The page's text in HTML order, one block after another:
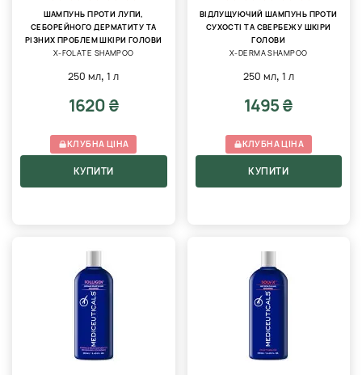
ШАМПУНЬ ПРОТИ ЛУПИ,
СЕБОРЕЙНОГО ДЕРМАТИТУ ТА
РІЗНИХ ПРОБЛЕМ ШКІРИ ГОЛОВИ
X-FOLATE SHAMPOO
250 мл,1 л
1620 ₴
КЛУБНА ЦІНА
КУПИТИ
ВІДЛУЩУЮЧИЙ ШАМПУНЬ ПРОТИ
СУХОСТІ ТА СВЕРБЕЖУ ШКІРИ
ГОЛОВИ
X-DERMA SHAMPOO
250 мл, 1 л
1495 ₴
КЛУБНА ЦІНА
КУПИТИ